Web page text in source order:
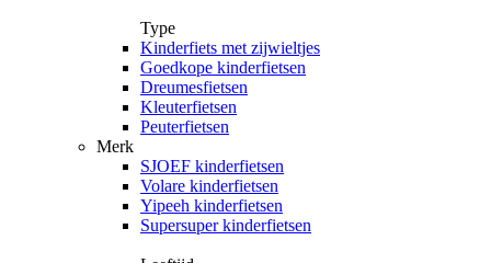
Type
Kinderfiets met zijwieltjes
Goedkope kinderfietsen
Dreumesfietsen
Kleuterfietsen
Peuterfietsen
Merk
SJOEF kinderfietsen
Volare kinderfietsen
Yipeeh kinderfietsen
Supersuper kinderfietsen